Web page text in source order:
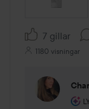
7 gillar
1180 visningar